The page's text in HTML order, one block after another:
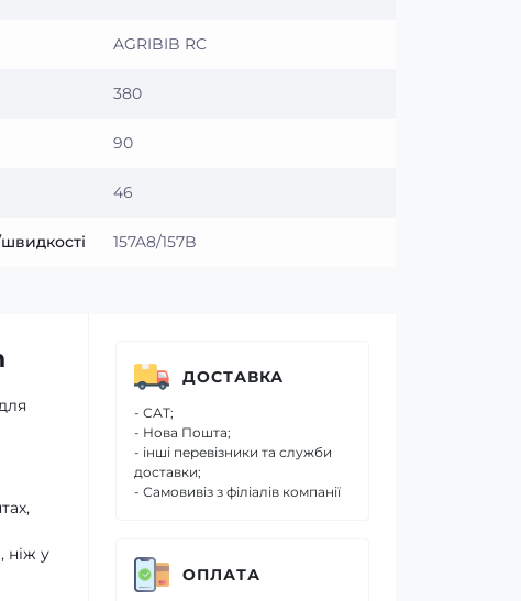
AGRIBIB RC
380
90
46
157A8/157B
ніж у
ДОСТАВКА
- САТ;
- Нова Пошта;
- інші перевізники та служби
доставки;
- Самовивіз з філіалів компанії
ОПЛАТА